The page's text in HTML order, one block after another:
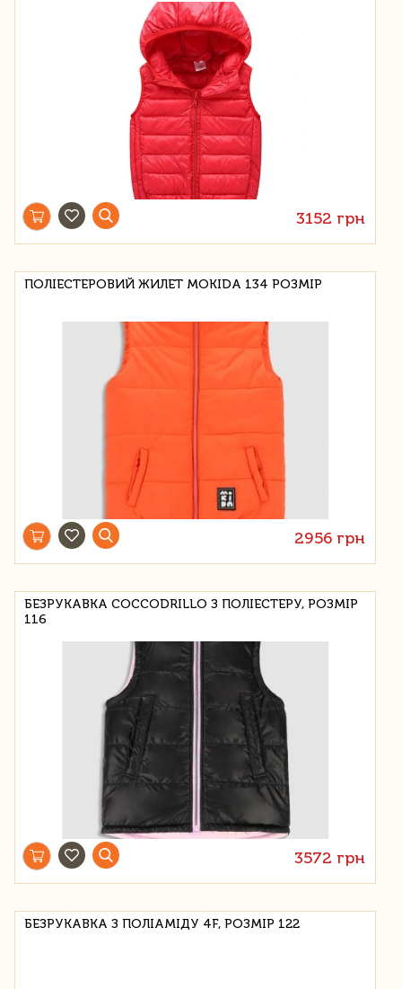
3152 грн
ПОЛІЕСТЕРОВИЙ ЖИЛЕТ MOKIDA 134 РОЗМІР
2956 грн
БЕЗРУКАВКА COCCODRILLO З ПОЛІЕСТЕРУ, РОЗМІР
116
3572 грн
БЕЗРУКАВКА З ПОЛІАМІДУ 4F, РОЗМІР 122